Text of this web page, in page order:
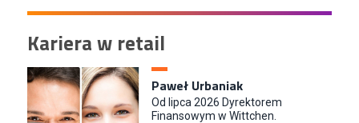
Kariera w retail
Paweł Urbaniak
Od lipca 2026 Dyrektorem
Finansowym w Wittchen.